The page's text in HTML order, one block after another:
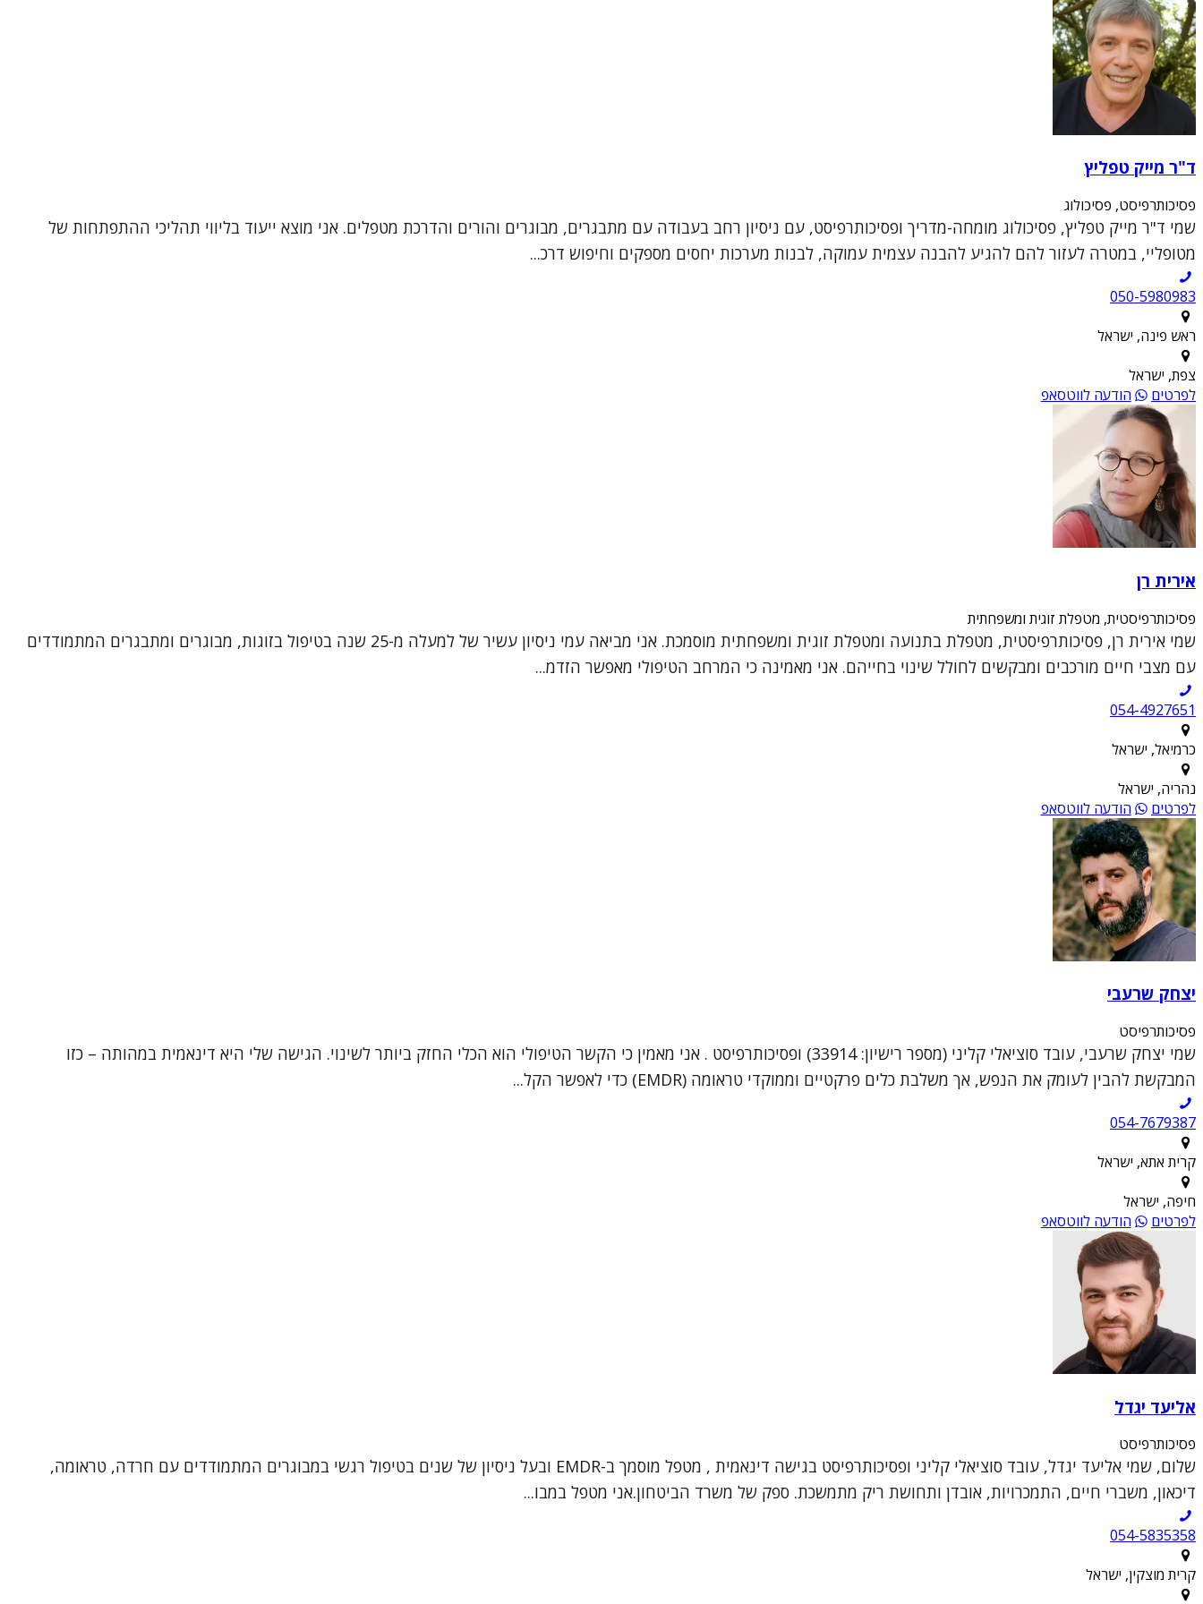
ד"ר מייק טפליץ
פסיכותרפיסט, פסיכולוג
שמי ד"ר מייק טפליץ, פסיכולוג מומחה-מדריך ופסיכותרפיסט, עם ניסיון רחב בעבודה עם מתבגרים, מבוגרים והורים והדרכת מטפלים. אני מוצא ייעוד בליווי תהליכי ההתפתחות של
מטופליי, במטרה לעזור להם להגיע להבנה עצמית עמוקה, לבנות מערכות יחסים מספקים וחיפוש דרכ...
050-5980983
ראש פינה, ישראל
צפת, ישראל
לפרטים
הודעה לווטסאפ
אירית רן
פסיכותרפיסטית, מטפלת זוגית ומשפחתית
שמי אירית רן, פסיכותרפיסטית, מטפלת בתנועה ומטפלת זוגית ומשפחתית מוסמכת. אני מביאה עמי ניסיון עשיר של למעלה מ-25 שנה בטיפול בזוגות, מבוגרים ומתבגרים המתמודדים
עם מצבי חיים מורכבים ומבקשים לחולל שינוי בחייהם. אני מאמינה כי המרחב הטיפולי מאפשר הזדמ...
054-4927651
כרמיאל, ישראל
נהריה, ישראל
לפרטים
הודעה לווטסאפ
יצחק שרעבי
פסיכותרפיסט
שמי יצחק שרעבי, עובד סוציאלי קליני (מספר רישיון: 33914) ופסיכותרפיסט . אני מאמין כי הקשר הטיפולי הוא הכלי החזק ביותר לשינוי. הגישה שלי היא דינאמית במהותה – כזו
המבקשת להבין לעומק את הנפש, אך משלבת כלים פרקטיים וממוקדי טראומה (EMDR) כדי לאפשר הקל...
054-7679387
קרית אתא, ישראל
חיפה, ישראל
לפרטים
הודעה לווטסאפ
אליעד יגדל
פסיכותרפיסט
שלום, שמי אליעד יגדל, עובד סוציאלי קליני ופסיכותרפיסט בגישה דינאמית , מטפל מוסמך ב-EMDR ובעל ניסיון של שנים בטיפול רגשי במבוגרים המתמודדים עם חרדה, טראומה,
דיכאון, משברי חיים, התמכרויות, אובדן ותחושת ריק מתמשכת. ספק של משרד הביטחון.אני מטפל במבו...
054-5835358
קרית מוצקין, ישראל